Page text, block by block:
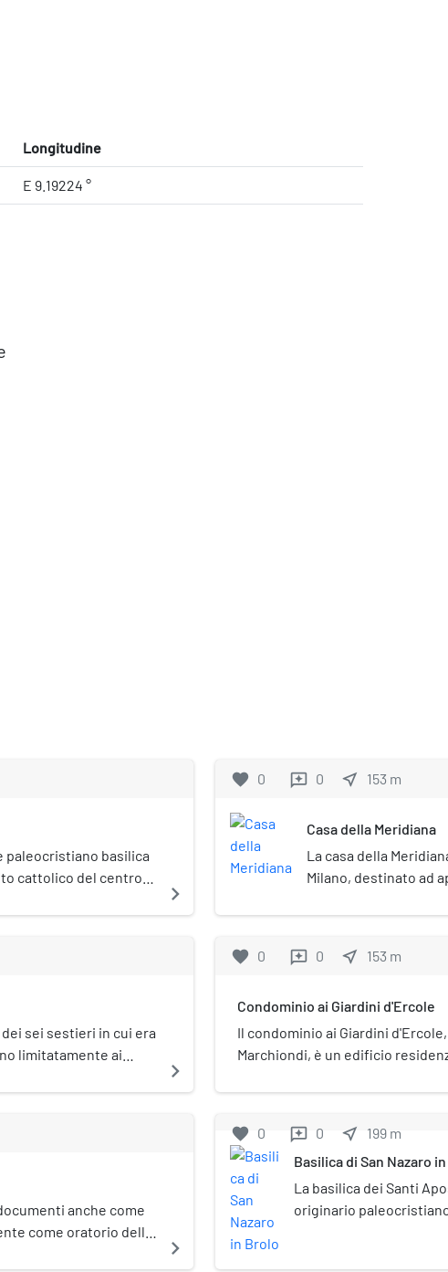
Longitudine
E 9.19224 °
paleocristiano basilica
cattolico del centro
paleocristiane di
navigate_next
sei sestieri in cui era
limitatamente ai
delle mura
Prende il nome
navigate_next
anche come
come oratorio della
navigate_next
favorite 0 reviews 0 near_me 153 m
Casa della Meridiana
La casa della
Milano, destinato ad
poche opere
favorite 0 reviews 0 near_me 153 m
Condominio ai Giardini d'Ercole
Il condominio ai Giardini
Marchiondi, è un edificio
favorite 0 reviews 0 near_me 199 m
Basilica di San Nazaro
La basilica dei Santi
originario